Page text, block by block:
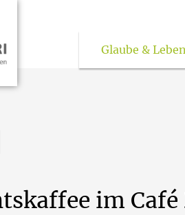
Glaube & Leben
im Café